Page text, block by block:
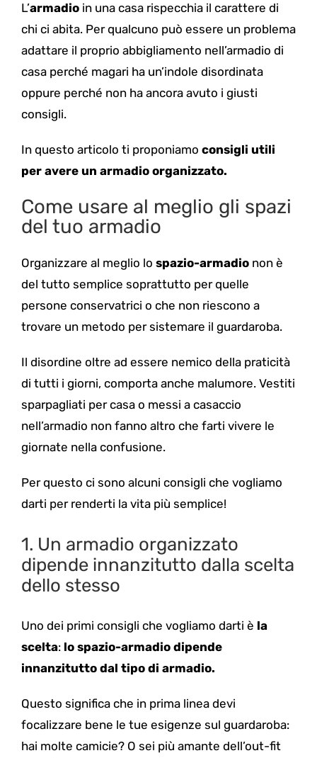
L’armadioin una casa rispecchia il carattere di
chi ci abita. Per qualcuno può essere un problema
adattare il proprio abbigliamento nell’armadio di
casa perché magari ha un’indole disordinata
oppure perché non ha ancora avuto i giusti
consigli.
In questo articolo ti proponiamo consigli utili
per avere un armadio organizzato.
Come usare al meglio gli spazi
del tuo armadio
Organizzare al meglio lo spazio-armadio non è
del tutto semplice soprattutto per quelle
persone conservatrici o che non riescono a
trovare un metodo per sistemare il guardaroba.
Il disordine oltre ad essere nemico della praticità
di tutti i giorni, comporta anche malumore. Vestiti
sparpagliati per casa o messi a casaccio
nell’armadio non fanno altro che farti vivere le
giornate nella confusione.
Per questo ci sono alcuni consigli che vogliamo
darti per renderti la vita più semplice!
1. Un armadio organizzato
dipende innanzitutto dalla scelta
dello stesso
Uno dei primi consigli che vogliamo darti è la
scelta: lo spazio-armadio dipende
innanzitutto dal tipo di armadio.
Questo significa che in prima linea devi
focalizzare bene le tue esigenze sul guardaroba:
hai molte camicie? O sei più amante dell’out-fit